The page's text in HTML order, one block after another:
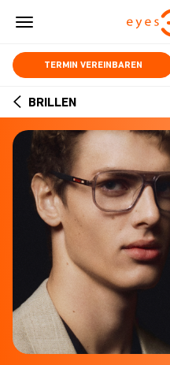
Skip
content
TERMIN VEREINBAREN
ARROW
BACK
BRILLEN